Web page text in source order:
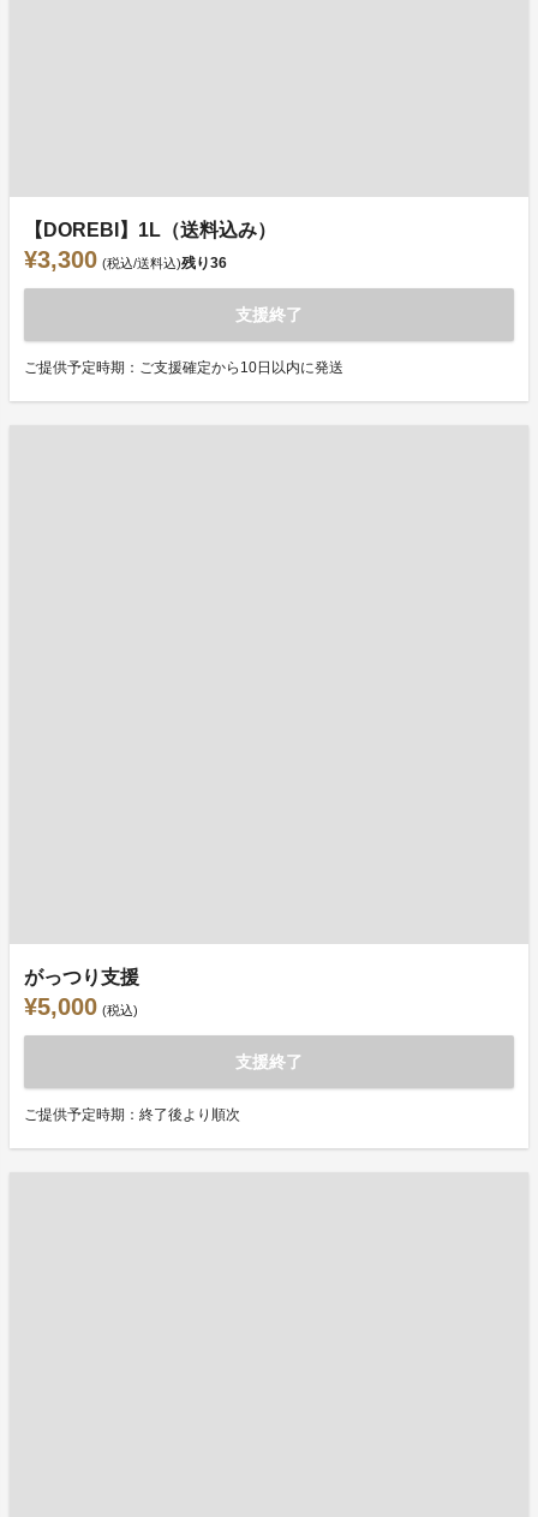
【DOREBI】1L（送料込み）
¥3,300 (税込/送料込)残り36
支援終了
ご提供予定時期：ご支援確定から10日以内に発送
がっつり支援
¥5,000 (税込)
支援終了
ご提供予定時期：終了後より順次